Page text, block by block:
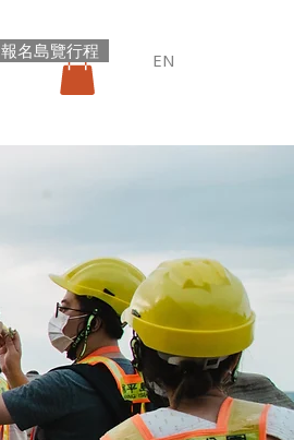
報名島覽行程 EN